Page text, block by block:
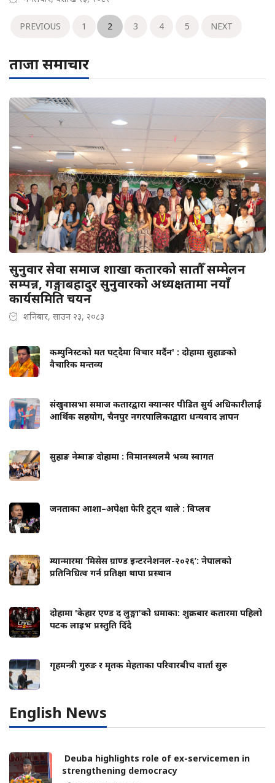
PREVIOUS 1 2 3 4 5 NEXT
ताजा समाचार
सुनुवार सेवा समाज शाखा कतारको सातौँ सम्मेलन
सम्पन्न, गङ्गाबहादुर सुनुवारको अध्यक्षतामा नयाँ
कार्यसमिति चयन
शनिबार, साउन २३, २०८३
कम्युनिस्टको मत घट्दैमा विचार मर्दैन' : दोहामा सुहाङको
वैचारिक मन्तव्य
संखुवासभा समाज कतारद्वारा क्यान्सर पीडित सुर्य अधिकारीलाई
आर्थिक सहयोग, चैनपुर नगरपालिकाद्वारा धन्यवाद ज्ञापन
सुहाङ नेम्वाङ दोहामा : विमानस्थलमै भव्य स्वागत
जनताका आशा–अपेक्षा फेरि टुट्न थाले : विप्लव
म्यान्मारमा ‘मिसेस ग्राण्ड इन्टरनेशनल-२०२६’: नेपालको
प्रतिनिधित्व गर्न प्रतिक्षा थापा प्रस्थान
दोहामा 'केहार एण्ड द लुङ्गा'को धमाका: शुक्रबार कतारमा पहिलो
पटक लाइभ प्रस्तुति दिँदै
गृहमन्त्री गुरुङ र मृतक मेहताका परिवारबीच वार्ता सुरु
English News
Deuba highlights role of ex-servicemen in
strengthening democracy